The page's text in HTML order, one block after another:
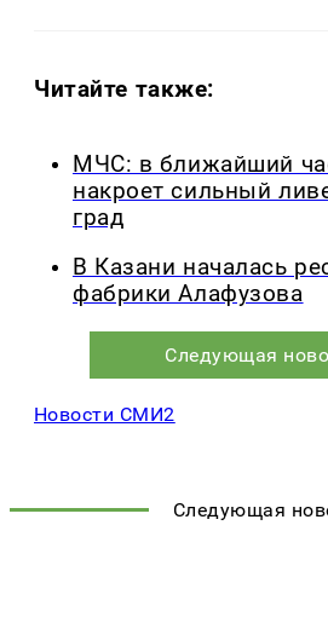
Читайте также:
МЧС: в ближайший
накроет сильный
град
В Казани началась
фабрики Алафузова
Следующая
Новости СМИ2
Следующая